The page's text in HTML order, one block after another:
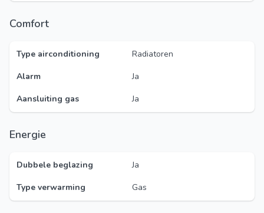
Comfort
Type airconditioning
Radiatoren
Alarm
Ja
Aansluiting gas
Ja
Energie
Dubbele beglazing
Ja
Type verwarming
Gas